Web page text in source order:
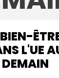
L'UE
DEMAIN